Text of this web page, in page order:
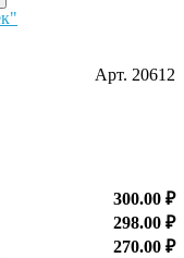
Арт. 20612
300.00 ₽
298.00 ₽
270.00 ₽